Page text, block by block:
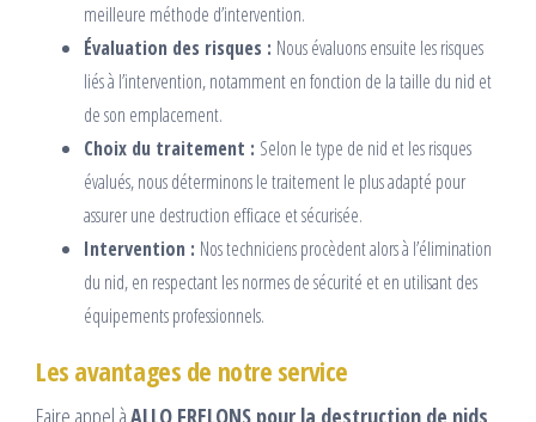
meilleure méthode d’intervention.
Évaluation des risques : Nous évaluons ensuite les risques
liés à l’intervention, notamment en fonction de la taille du nid et
de son emplacement.
Choix du traitement : Selon le type de nid et les risques
évalués, nous déterminons le traitement le plus adapté pour
assurer une destruction efficace et sécurisée.
Intervention : Nos techniciens procèdent alors à l’élimination
du nid, en respectant les normes de sécurité et en utilisant des
équipements professionnels.
Les avantages de notre service